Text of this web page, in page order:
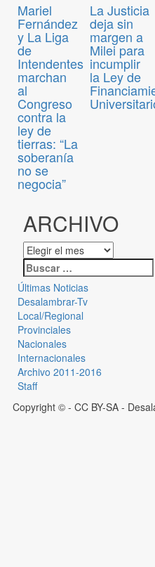
Mariel
Fernández
y La Liga
de
Intendentes
marchan
al
Congreso
contra la
ley de
tierras: “La
soberanía
no se
negocia”
La Justicia
deja sin
margen a
Milei para
incumplir
la Ley de
ARCHIVO
Últimas Noticias
Desalambrar-Tv
Local/Regional
Provinciales
Nacionales
Internacionales
Archivo 2011-2016
Staff
Copyright © - CC BY-SA -